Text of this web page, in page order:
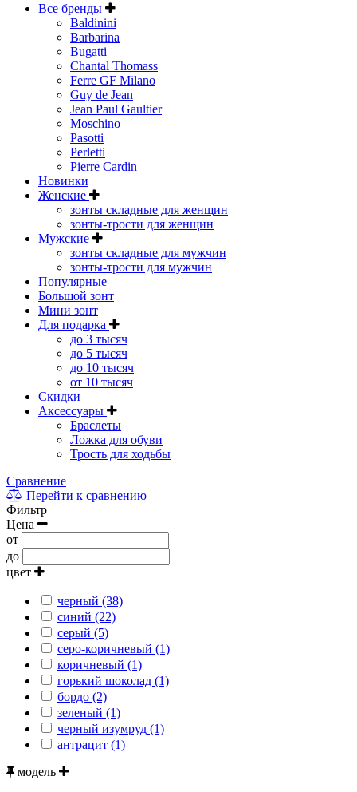
Все бренды
Baldinini
Barbarina
Bugatti
Chantal Thomass
Ferre GF Milano
Guy de Jean
Jean Paul Gaultier
Moschino
Pasotti
Perletti
Pierre Cardin
Новинки
Женские
зонты складные для женщин
зонты-трости для женщин
Мужские
зонты складные для мужчин
зонты-трости для мужчин
Популярные
Большой зонт
Мини зонт
Для подарка
до 3 тысяч
до 5 тысяч
до 10 тысяч
от 10 тысяч
Скидки
Аксессуары
Браслеты
Ложка для обуви
Трость для ходьбы
Сравнение
Перейти к сравнению
Фильтр
Цена
от
до
цвет
черный (38)
синий (22)
серый (5)
серо-коричневый (1)
коричневый (1)
горький шоколад (1)
бордо (2)
зеленый (1)
черный изумруд (1)
антрацит (1)
модель